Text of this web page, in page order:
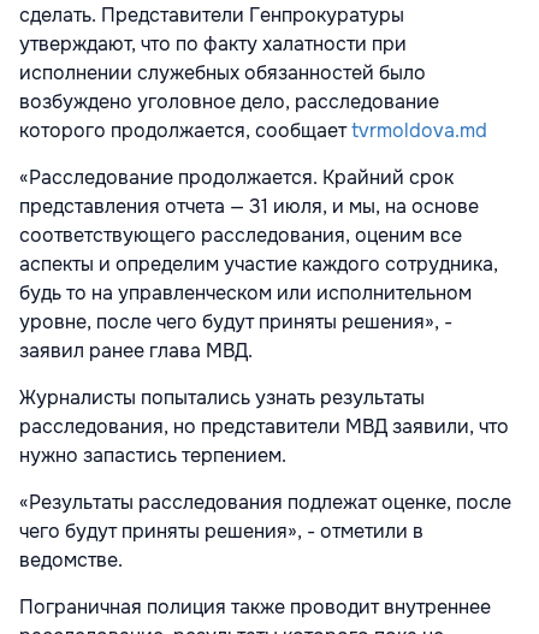
сделать. Представители Генпрокуратуры
утверждают, что по факту халатности при
исполнении служебных обязанностей было
возбуждено уголовное дело, расследование
которого продолжается, сообщаетtvrmoldova.md
«Расследование продолжается. Крайний срок
представления отчета — 31 июля, и мы, на основе
соответствующего расследования, оценим все
аспекты и определим участие каждого сотрудника,
будь то на управленческом или исполнительном
уровне, после чего будут приняты решения», -
заявил ранее глава МВД.
Журналисты попытались узнать результаты
расследования, но представители МВД заявили, что
нужно запастись терпением.
«Результаты расследования подлежат оценке, после
чего будут приняты решения», - отметили в
ведомстве.
Пограничная полиция также проводит внутреннее